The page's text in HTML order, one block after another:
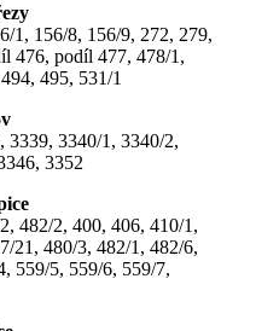
1, 156/8, 156/9, 272, 279,
476, podíl 477, 478/1,
495, 531/1
3339, 3340/1, 3340/2,
3352
482/2, 400, 406, 410/1,
21, 480/3, 482/1, 482/6,
559/5, 559/6, 559/7,